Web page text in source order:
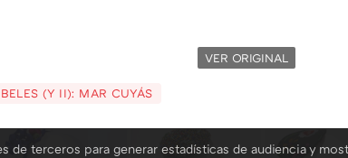
VER ORIGINAL
(Y II): MAR CUYÁS
de terceros para generar estadísticas de audiencia y